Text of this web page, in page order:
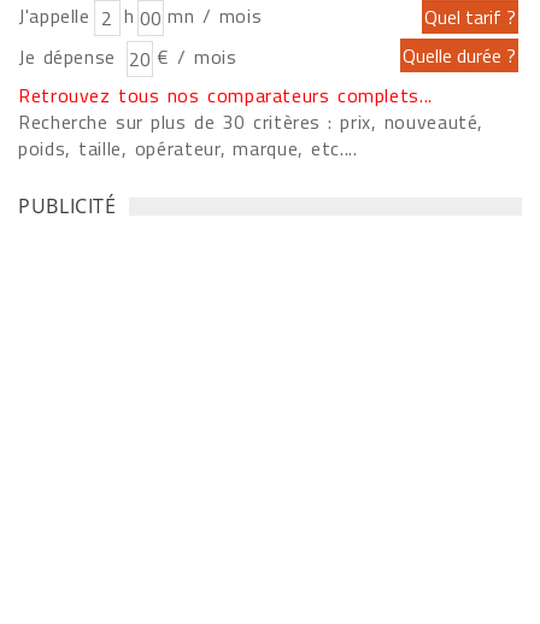
J'appelle h
mn / mois
Je dépense
€ / mois
Retrouvez tous nos comparateurs complets...
Recherche sur plus de 30 critères : prix, nouveauté,
poids, taille, opérateur, marque, etc....
PUBLICITÉ